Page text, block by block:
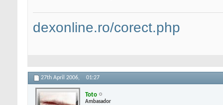
dexonline.ro/corect.php
27th April 2006, 01:27
Toto
Ambasador